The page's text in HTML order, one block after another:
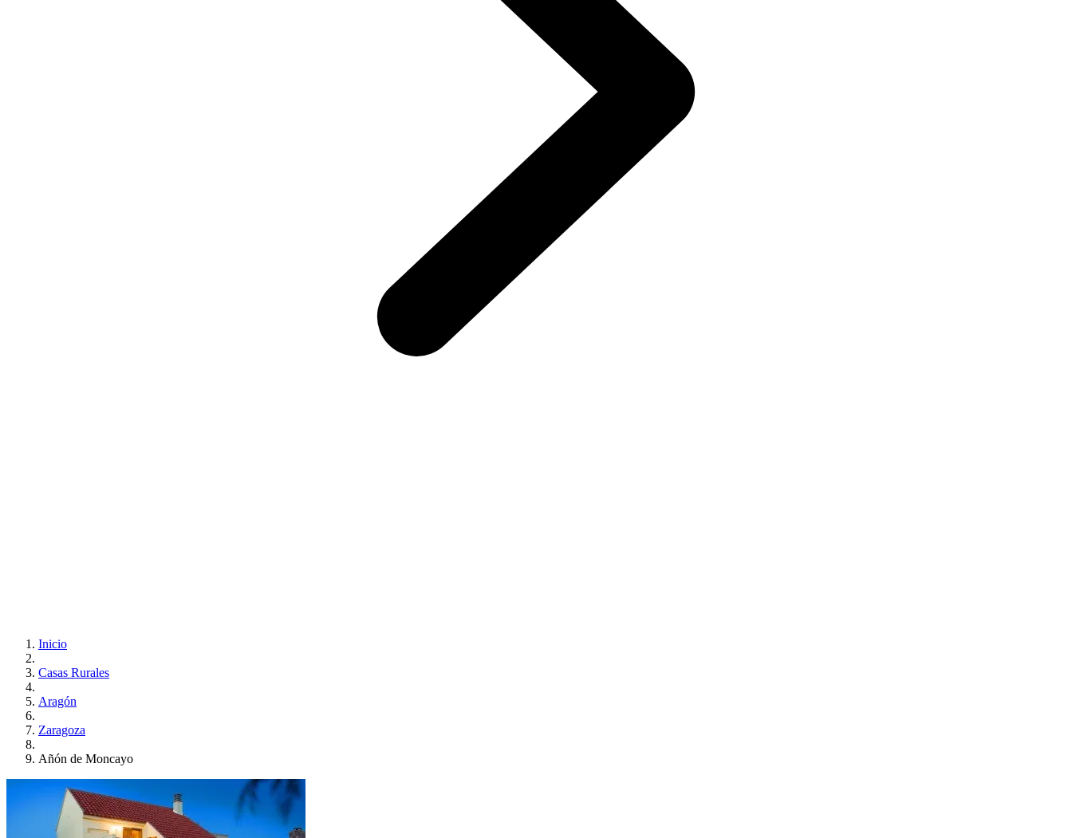
Inicio
Casas Rurales
Aragón
Zaragoza
Añón de Moncayo